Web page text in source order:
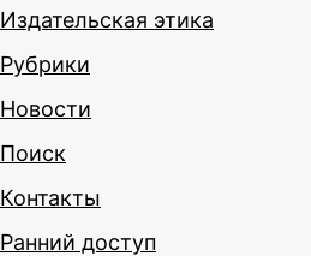
Издательская этика
Рубрики
Новости
Поиск
Контакты
Ранний доступ